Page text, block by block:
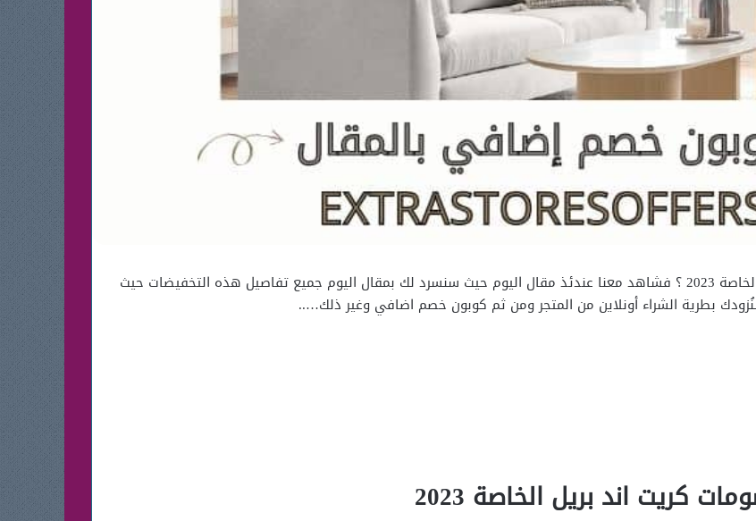
إذا كنت تود التعرف علي ما هي خصومات كريت اند بريل الخاصة 2023 ؟ فشاهد معنا عندئذ مقال اليوم حيث سنسرد لك بمقال اليوم جميع تفاصيل هذه التخفيضات حيث
كريت اند بريل الخاصة 2023